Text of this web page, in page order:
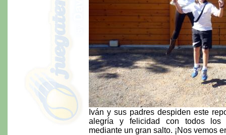
Iván y sus padres despiden este
alegría y felicidad con todos los
mediante un gran salto. ¡Nos vemos